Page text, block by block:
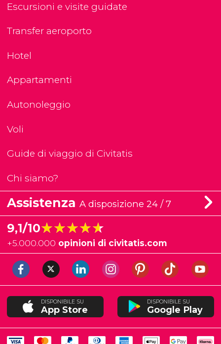
Escursioni e visite guidate
Transfer aeroporto
Hotel
Appartamenti
Autonoleggio
Voli
Guide di viaggio di Civitatis
Chi siamo?
Assistenza A disposizione 24 / 7
9,1/10★★★★★
★★★★★
+5.000.000 opinioni di civitatis.com
DISPONIBILE SU
App Store
DISPONIBILE SU
Google Play